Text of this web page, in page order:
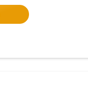
🎆 SILVESTER🍾 feiern💃🚶💃🕴lebendig-fröhlich 🍀absolut friedlich in nettem geschlossenen Kreis🍀